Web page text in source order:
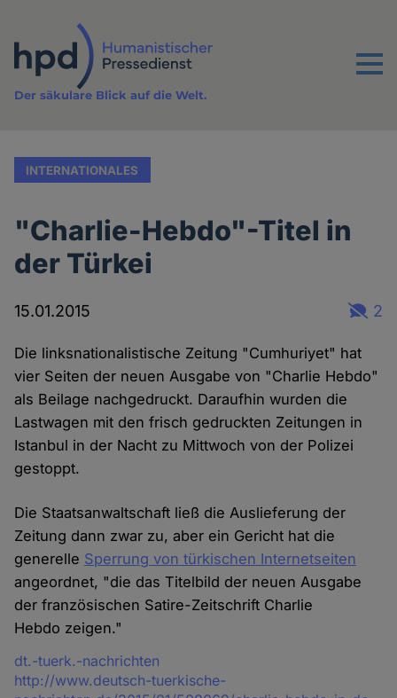
Inhalt
Menu
Der säkulare Blick auf die Welt.
INTERNATIONALES
"Charlie-Hebdo"-Titel in
der Türkei
15.01.2015 2
Die linksnationalistische Zeitung "Cumhuriyet" hat
vier Seiten der neuen Ausgabe von "Charlie Hebdo"
als Beilage nachgedruckt. Daraufhin wurden die
Lastwagen mit den frisch gedruckten Zeitungen in
Istanbul in der Nacht zu Mittwoch von der Polizei
gestoppt.
Die Staatsanwaltschaft ließ die Auslieferung der
Zeitung dann zwar zu, aber ein Gericht hat die
generelle Sperrung von türkischen Internetseiten
angeordnet, "die das Titelbild der neuen Ausgabe
der französischen Satire-Zeitschrift Charlie
Hebdo zeigen."
Quelle
dt.-tuerk.-nachrichten
http://www.deutsch-tuerkische-